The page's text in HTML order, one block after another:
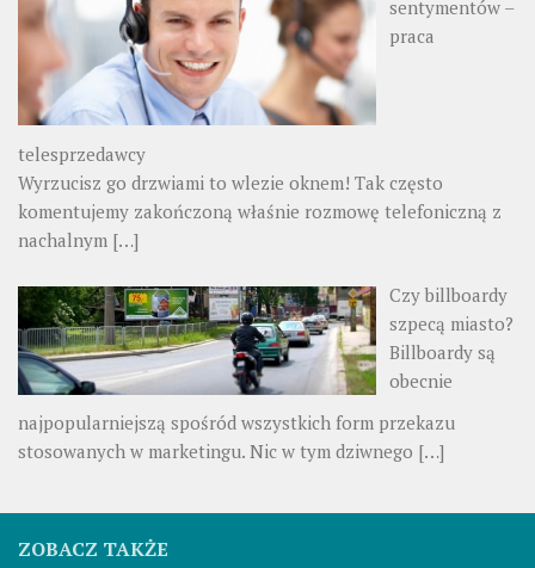
sentymentów –
praca
telesprzedawcy
Wyrzucisz go drzwiami to wlezie oknem! Tak często
komentujemy zakończoną właśnie rozmowę telefoniczną z
nachalnym […]
Czy billboardy
szpecą miasto?
Billboardy są
obecnie
najpopularniejszą spośród wszystkich form przekazu
stosowanych w marketingu. Nic w tym dziwnego […]
ZOBACZ TAKŻE